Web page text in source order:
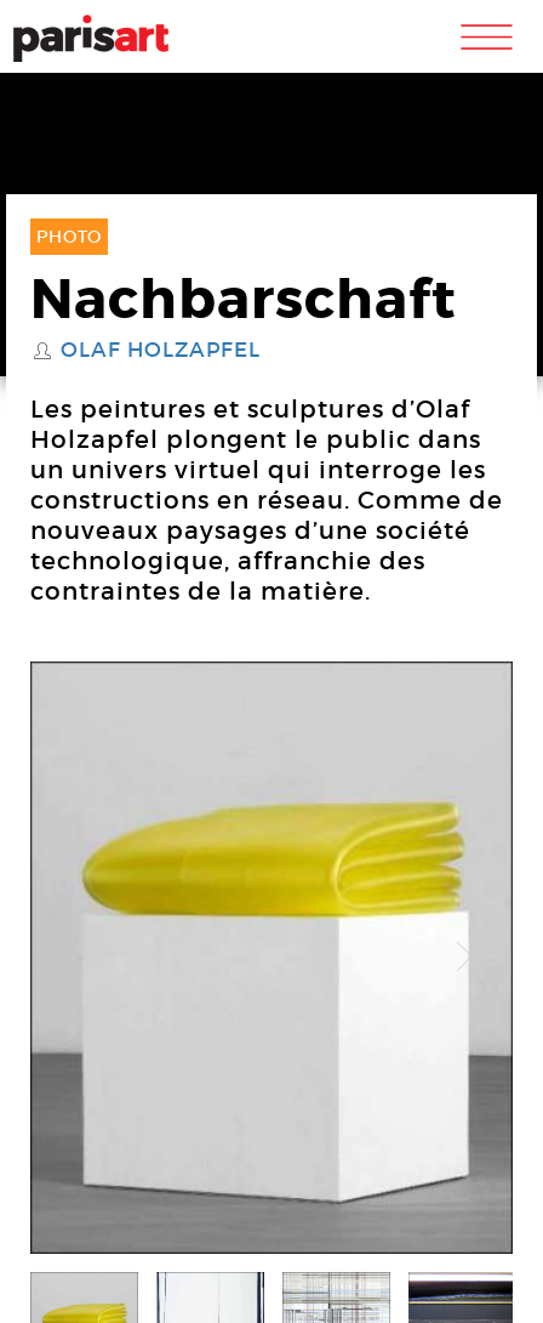
m
PHOTO
Nachbarschaft
S OLAF HOLZAPFEL
Les peintures et sculptures d’Olaf
Holzapfel plongent le public dans
un univers virtuel qui interroge les
constructions en réseau. Comme de
nouveaux paysages d’une société
technologique, affranchie des
contraintes de la matière.